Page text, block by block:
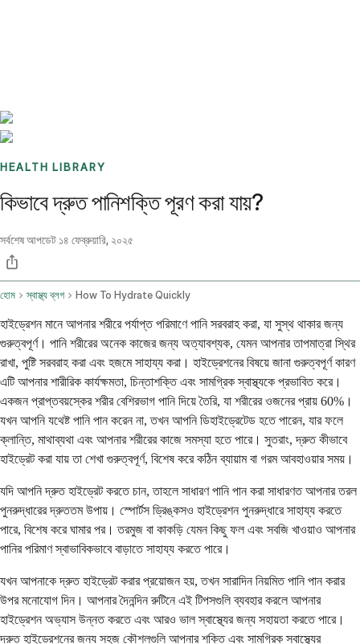
HEALTH LIBRARY
কিভাবে দ্রুত পানিশক্তি পূরণ করা যায়?
সর্বশেষ আপডেট ১৪ ফেব্রুয়ারি, ২০২৫
হোম স্বাস্থ্য ব্লগ How To Hydrate Quickly
হাইড্রেশন মানে আপনার শরীরে পর্যাপ্ত পরিমাণে পানি সরবরাহ করা, যা সুস্থ থাকার জন্য
গুরুত্বপূর্ণ। পানি শরীরের অনেক কাজের জন্য অত্যাবশ্যক, যেমন আপনার তাপমাত্রা স্থির
রাখা, পুষ্টি সরবরাহ করা এবং হজমে সাহায্য করা। হাইড্রেশনের বিষয়ে জানা গুরুত্বপূর্ণ কারণ
এটি আপনার শারীরিক কার্যক্ষমতা, চিন্তাশক্তি এবং সামগ্রিক স্বাস্থ্যকে প্রভাবিত করে।
একজন প্রাপ্তবয়স্কের শরীর বেশিরভাগ পানি দিয়ে তৈরি, যা শরীরের ওজনের প্রায় 60%।
যখন আপনি যথেষ্ট পানি পান করেন না, তখন আপনি ডিহাইড্রেটেড হতে পারেন, যার ফলে
ক্লান্তি, মাথাব্যথা এবং আপনার শরীরের কাজে সমস্যা হতে পারে। সুতরাং, দ্রুত কীভাবে
হাইড্রেট করা যায় তা শেখা গুরুত্বপূর্ণ, বিশেষ করে কঠিন ব্যায়াম বা গরম আবহাওয়ার সময়।
যদি আপনি দ্রুত হাইড্রেট করতে চান, তাহলে সাধারণ পানি পান করা সাধারণত আপনার তরল
পুনরুদ্ধারের দ্রুততম উপায়। স্পোর্টস ড্রিঙ্কসও হাইড্রেশন পুনরুদ্ধারে সাহায্য করতে
পারে, বিশেষ করে ঘামার পর। তরমুজ বা কাকড়ি যেমন কিছু ফল এবং সবজি খাওয়াও আপনার
পানির পরিমাণ স্বাভাবিকভাবে বাড়াতে সাহায্য করতে পারে।
যখন আপনাকে দ্রুত হাইড্রেট করার প্রয়োজন হয়, তখন সারাদিন নিয়মিত পানি পান করার
উপর মনোযোগ দিন। আপনার দৈনন্দিন রুটিনে এই টিপসগুলি ব্যবহার করলে আপনার
হাইড্রেশন অভ্যাস উন্নত করতে এবং আরও ভাল স্বাস্থ্যের জন্য সহায়তা করতে পারে।
দ্রুত হাইড্রেশনের জন্য সহজ কৌশলগুলি আপনার শক্তি এবং সামগ্রিক স্বাস্থ্যের